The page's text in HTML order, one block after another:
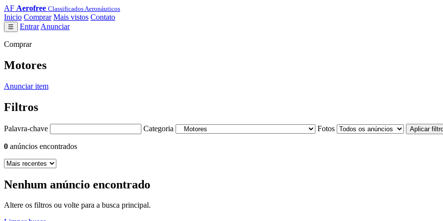
AF Aerofree Classificados Aeronáuticos
Inicio Comprar Mais vistos Contato
☰ Entrar Anunciar
Comprar
Motores
Anunciar item
Filtros
Palavra-chave Categoria Fotos Aplicar
0 anúncios encontrados
Nenhum anúncio encontrado
Altere os filtros ou volte para a busca principal.